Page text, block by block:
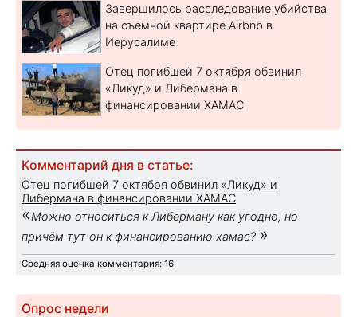
Завершилось расследование убийства
на съемной квартире Airbnb в
Иерусалиме
Отец погибшей 7 октября обвинил
«Ликуд» и Либермана в
финансировании ХАМАС
Комментарий дня в статье:
Отец погибшей 7 октября обвинил «Ликуд» и
Либермана в финансировании ХАМАС
«Можно относиться к Либерману как угодно, но
причём тут он к финансированию хамас? »
Средняя оценка комментария: 16
Опрос недели